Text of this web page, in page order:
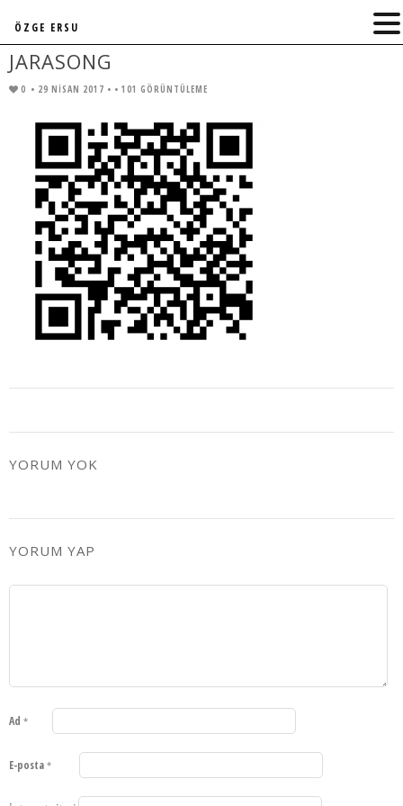
JARASONG
0 • 29 NISAN 2017 • • 101 GÖRÜNTÜLEME
YORUM YOK
YORUM YAP
Ad *
E-posta *
ÖZGE ERSU